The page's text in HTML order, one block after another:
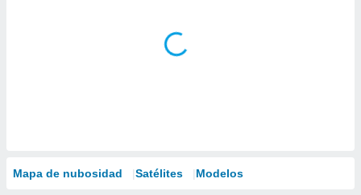
Mapa de nubosidad Satélites Modelos